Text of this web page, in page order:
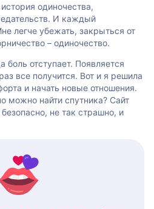
одиночества,
И каждый
легче убежать, закрыться от
– одиночество.
боль отступает. Появляется
все получится. Вот и я решила
и начать новые отношения.
можно найти спутника? Сайт
не так страшно, и